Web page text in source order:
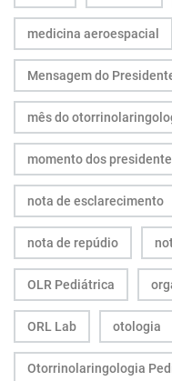
medicina aeroespacial
Mensagem do
mês do
momento dos
nota de esclarecimento
nota de repúdio
OLR Pediátrica
ORL Lab otologia
Otorrinolaringologia